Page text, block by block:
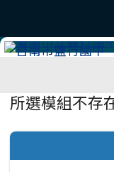
主內容區域
所選模組不存
左邊區域內容
頁尾區域